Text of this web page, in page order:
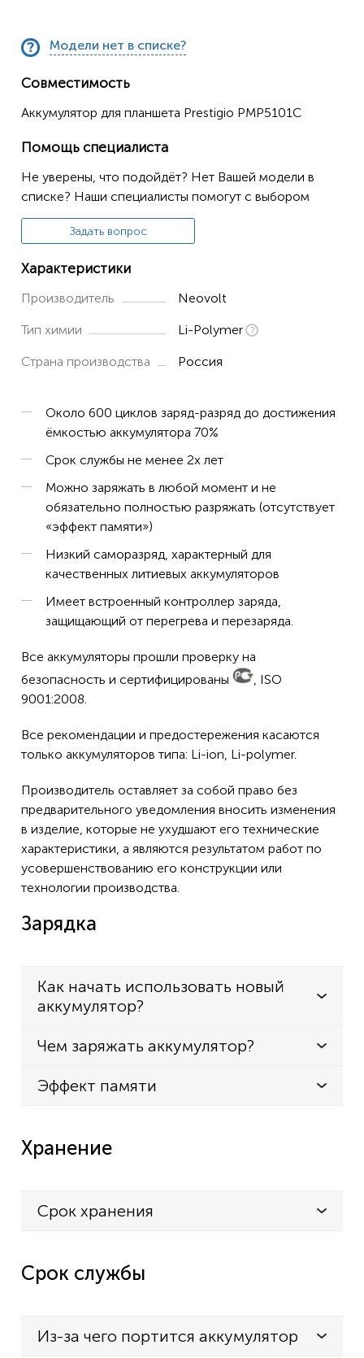
Модели нет в списке?
Совместимость
Аккумулятор для планшета Prestigio PMP5101C
Помощь специалиста
Не уверены, что подойдёт? Нет Вашей модели в
списке? Наши специалисты помогут с выбором
Задать вопрос
Характеристики
Производитель Neovolt
Тип химии Li-Polymer
Страна производства Россия
Около 600 циклов заряд-разряд до достижения
ёмкостью аккумулятора 70%
Срок службы не менее 2х лет
Можно заряжать в любой момент и не
обязательно полностью разряжать (отсутствует
«эффект памяти»)
Низкий саморазряд, характерный для
качественных литиевых аккумуляторов
Имеет встроенный контроллер заряда,
защищающий от перегрева и перезаряда.
Все аккумуляторы прошли проверку на
безопасность и сертифицированы
, ISO
9001:2008.
Все рекомендации и предостережения касаются
только аккумуляторов типа: Li-ion, Li-polymer.
Производитель оставляет за собой право без
предварительного уведомления вносить изменения
в изделие, которые не ухудшают его технические
характеристики, а являются результатом работ по
усовершенствованию его конструкции или
технологии производства.
Зарядка
Как начать использовать новый
аккумулятор?
Чем заряжать аккумулятор?
Эффект памяти
Хранение
Срок хранения
Срок службы
Из-за чего портится аккумулятор